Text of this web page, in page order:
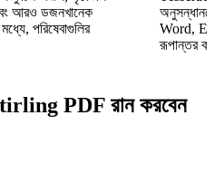
আরও ডজনখানেক
পরিষেবাগুলির
Word,
রূপান্তর
PDF রান করবেন